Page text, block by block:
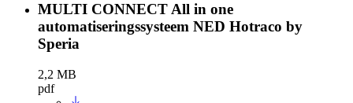
MULTI CONNECT All in one
automatiseringssysteem NED Hotraco by
Speria
2,2 MB
pdf